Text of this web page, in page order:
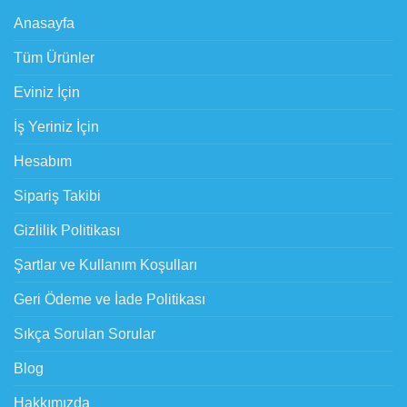
Anasayfa
Tüm Ürünler
Eviniz İçin
İş Yeriniz İçin
Hesabım
Sipariş Takibi
Gizlilik Politikası
Şartlar ve Kullanım Koşulları
Geri Ödeme ve İade Politikası
Sıkça Sorulan Sorular
Blog
Hakkımızda